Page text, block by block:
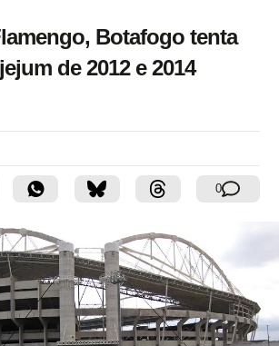
Botafogo tenta
de 2012 e 2014
0